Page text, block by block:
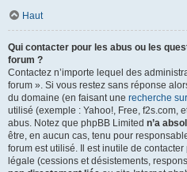
Haut
Qui contacter pour les abus ou les
forum ?
Contactez n’importe lequel des
forum ». Si vous restez sans réponse
du domaine (en faisant une recherche
utilisé (exemple : Yahoo!, Free, f2s.com,
abus. Notez que phpBB Limited n’a
être, en aucun cas, tenu pour
forum est utilisé. Il est inutile de
légale (cessions et désistements,